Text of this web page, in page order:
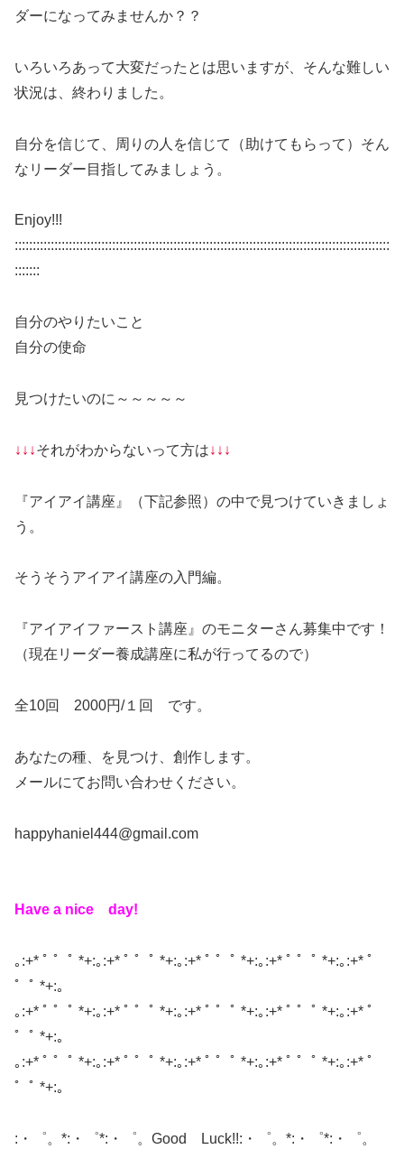
ダーになってみませんか？？
いろいろあって大変だったとは思いますが、そんな難しい
状況は、終わりました。
自分を信じて、周りの人を信じて（助けてもらって）そん
なリーダー目指してみましょう。
Enjoy!!!
::::::::::::::::::::::::::::::::::::::::::::::::::::::::::::::::::::::::::::::::::::::::::::::::::::::::
:::::::
自分のやりたいこと
自分の使命
見つけたいのに～～～～～
↓↓↓それがわからないって方は↓↓↓
『アイアイ講座』（下記参照）の中で見つけていきましょ
う。
そうそうアイアイ講座の入門編。
『アイアイファースト講座』のモニターさん募集中です！
（現在リーダー養成講座に私が行ってるので）
全10回 2000円/１回 です。
あなたの種、を見つけ、創作します。
メールにてお問い合わせください。
happyhaniel444@gmail.com
Have a nice day!
｡:+* ﾟ ゜ﾟ *+:｡:+* ﾟ ゜ﾟ *+:｡:+* ﾟ ゜ﾟ *+:｡:+* ﾟ ゜ﾟ *+:｡:+* ﾟ
゜ﾟ *+:｡
｡:+* ﾟ ゜ﾟ *+:｡:+* ﾟ ゜ﾟ *+:｡:+* ﾟ ゜ﾟ *+:｡:+* ﾟ ゜ﾟ *+:｡:+* ﾟ
゜ﾟ *+:｡
｡:+* ﾟ ゜ﾟ *+:｡:+* ﾟ ゜ﾟ *+:｡:+* ﾟ ゜ﾟ *+:｡:+* ﾟ ゜ﾟ *+:｡:+* ﾟ
゜ﾟ *+:｡
:・゜。*:・゜*:・゜。Good Luck!!:・゜。*:・゜*:・゜。